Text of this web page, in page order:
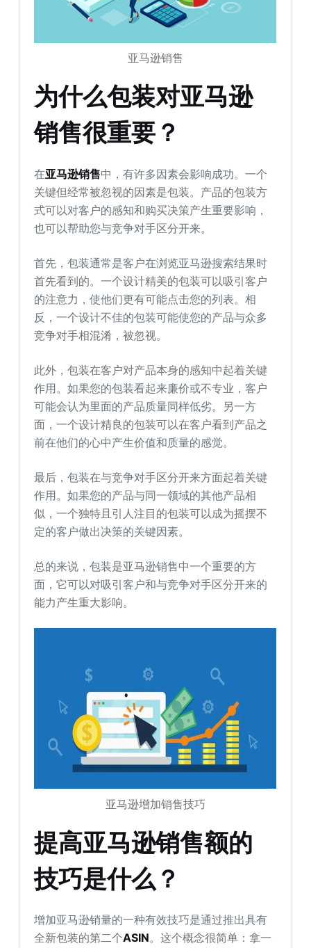
亚马逊销售
为什么包装对亚马逊
销售很重要？
在亚马逊销售中，有许多因素会影响成功。一个
关键但经常被忽视的因素是包装。产品的包装方
式可以对客户的感知和购买决策产生重要影响，
也可以帮助您与竞争对手区分开来。
首先，包装通常是客户在浏览亚马逊搜索结果时
首先看到的。一个设计精美的包装可以吸引客户
的注意力，使他们更有可能点击您的列表。相
反，一个设计不佳的包装可能使您的产品与众多
竞争对手相混淆，被忽视。
此外，包装在客户对产品本身的感知中起着关键
作用。如果您的包装看起来廉价或不专业，客户
可能会认为里面的产品质量同样低劣。另一方
面，一个设计精良的包装可以在客户看到产品之
前在他们的心中产生价值和质量的感觉。
最后，包装在与竞争对手区分开来方面起着关键
作用。如果您的产品与同一领域的其他产品相
似，一个独特且引人注目的包装可以成为摇摆不
定的客户做出决策的关键因素。
总的来说，包装是亚马逊销售中一个重要的方
面，它可以对吸引客户和与竞争对手区分开来的
能力产生重大影响。
亚马逊增加销售技巧
提高亚马逊销售额的
技巧是什么？
增加亚马逊销量的一种有效技巧是通过推出具有
全新包装的第二个ASIN。这个概念很简单：拿一